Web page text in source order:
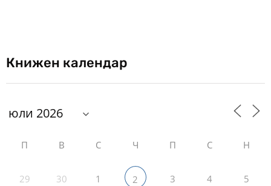
Книжен календар
П В С Ч П С Н
29 30 1 2 3 4 5